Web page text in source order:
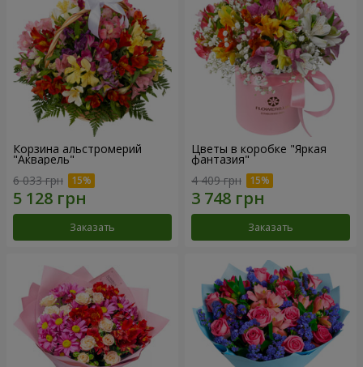
Корзина альстромерий
"Акварель"
6 033 грн
Заказать
Цветы в коробке "Яркая
фантазия"
4 409 грн
Заказать